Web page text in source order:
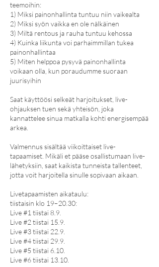
teemoihin:
1) Miksi painonhallinta tuntuu niin vaikealta
2) Miksi syön vaikka en ole nälkäinen
3) Miltä rentous ja rauha tuntuu kehossa
4) Kuinka liikunta voi parhaimmillan tukea
painonhallintaa
5) Miten helppoa pysyvä painonhallinta
voikaan olla, kun poraudumme suoraan
juurisyihin
Saat käyttöösi selkeät harjoitukset, live-
ohjauksen tuen sekä yhteisön, joka
kannattelee sinua matkalla kohti energisempää
arkea.
Valmennus sisältää viikoittaiset live-
tapaamiset. Mikäli et pääse osallistumaan live-
lähetyksiin, saat kaikista tunneista tallenteet,
jotta voit harjoitella sinulle sopivaan aikaan.
Livetapaamisten aikataulu:
tiistaisin klo 19–20.30:
Live #1 tiistai 8.9.
Live #2 tiistai 15.9.
Live #3 tiistai 22.9.
Live #4 tiistai 29.9.
Live #5 tiistai 6.10.
Live #6 tiistai 13.10.